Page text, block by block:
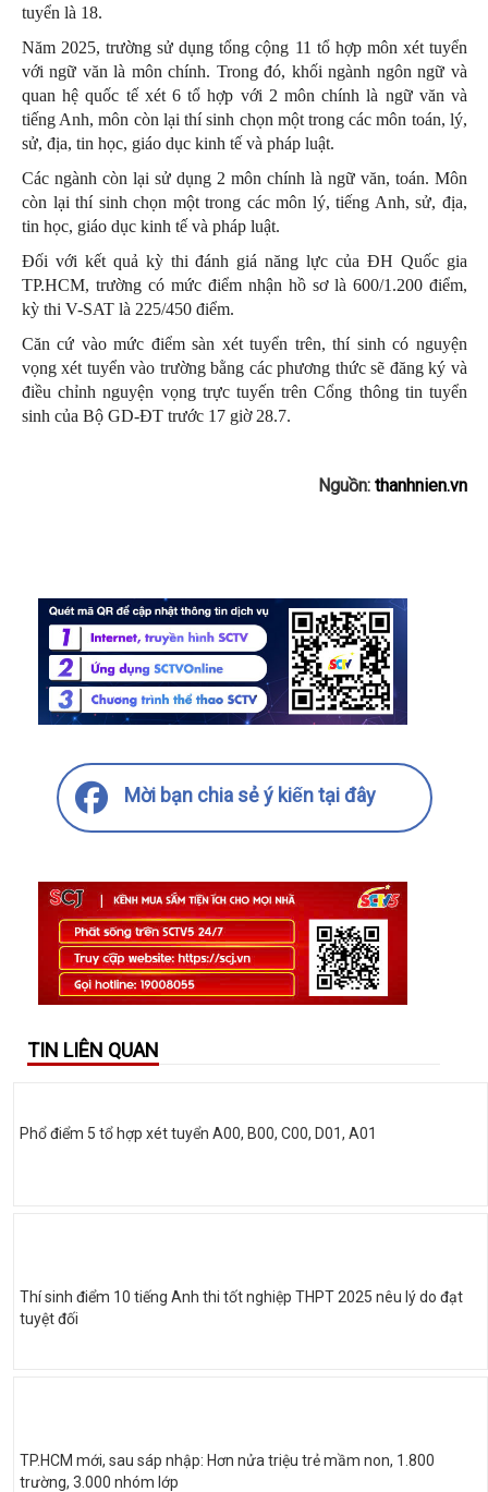
tuyển là 18.
Năm 2025, trường sử dụng tổng cộng 11 tổ hợp môn xét tuyển
với ngữ văn là môn chính. Trong đó, khối ngành ngôn ngữ và
quan hệ quốc tế xét 6 tổ hợp với 2 môn chính là ngữ văn và
tiếng Anh, môn còn lại thí sinh chọn một trong các môn toán, lý,
sử, địa, tin học, giáo dục kinh tế và pháp luật.
Các ngành còn lại sử dụng 2 môn chính là ngữ văn, toán. Môn
còn lại thí sinh chọn một trong các môn lý, tiếng Anh, sử, địa,
tin học, giáo dục kinh tế và pháp luật.
Đối với kết quả kỳ thi đánh giá năng lực của ĐH Quốc gia
TP.HCM, trường có mức điểm nhận hồ sơ là 600/1.200 điểm,
kỳ thi V-SAT là 225/450 điểm.
Căn cứ vào mức điểm sàn xét tuyển trên, thí sinh có nguyện
vọng xét tuyển vào trường bằng các phương thức sẽ đăng ký và
điều chỉnh nguyện vọng trực tuyến trên Cổng thông tin tuyển
sinh của Bộ GD-ĐT trước 17 giờ 28.7.
Nguồn: thanhnien.vn
Mời bạn chia sẻ ý kiến tại đây
TIN LIÊN QUAN
Phổ điểm 5 tổ hợp xét tuyển A00, B00, C00, D01, A01
Thí sinh điểm 10 tiếng Anh thi tốt nghiệp THPT 2025 nêu lý do đạt
tuyệt đối
TP.HCM mới, sau sáp nhập: Hơn nửa triệu trẻ mầm non, 1.800
trường, 3.000 nhóm lớp